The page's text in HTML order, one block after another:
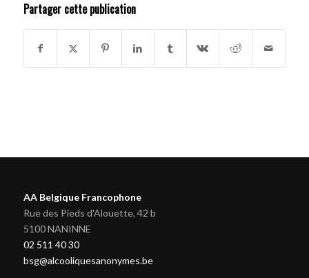
Partager cette publication
AA Belgique Francophone
Rue des Pieds d'Alouette, 42 b
5100 NANINNE
02 511 40 30
bsg@alcooliquesanonymes.be